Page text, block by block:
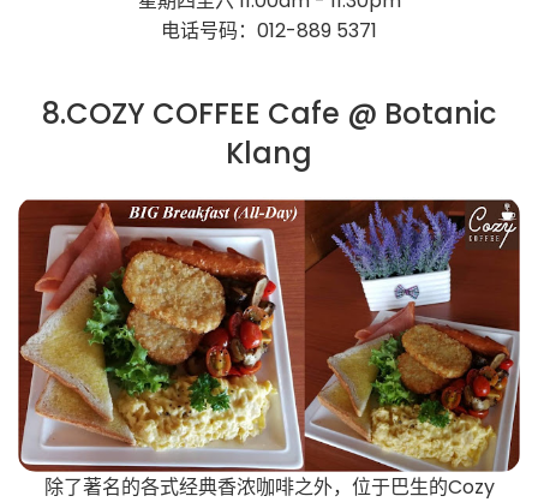
电话号码：012-889 5371
8.COZY COFFEE Cafe @ Botanic
Klang
除了著名的各式经典香浓咖啡之外，位于巴生的Cozy